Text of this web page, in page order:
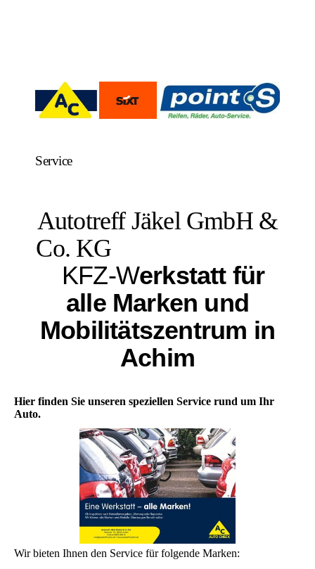
Service
Autotreff Jäkel GmbH &
Co. KG
KFZ-Werkstatt für
alle Marken und
Mobilitätszentrum in
Achim
Hier finden Sie unseren speziellen Service rund um Ihr
Auto.
Wir bieten Ihnen den Service für folgende Marken: